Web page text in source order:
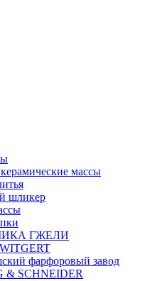
массы
шликер
ГЖЕЛИ
фарфоровый завод
& SCHNEIDER